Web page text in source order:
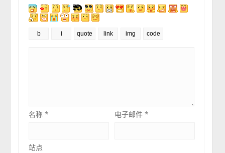
名称* 电子邮件*
站点